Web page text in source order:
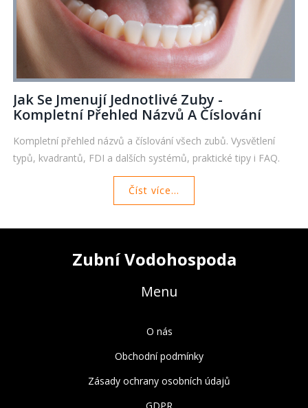
Jak Se Jmenují Jednotlivé Zuby -
Kompletní Přehled Názvů A Číslování
Kompletní přehled názvů a číslování všech zubů. Vysvětlení
typů, kvadrantů, FDI a dalších systémů, praktické tipy i FAQ.
Číst více...
Zubní Vodohospoda
Menu
O nás
Obchodní podmínky
Zásady ochrany osobních údajů
GDPR